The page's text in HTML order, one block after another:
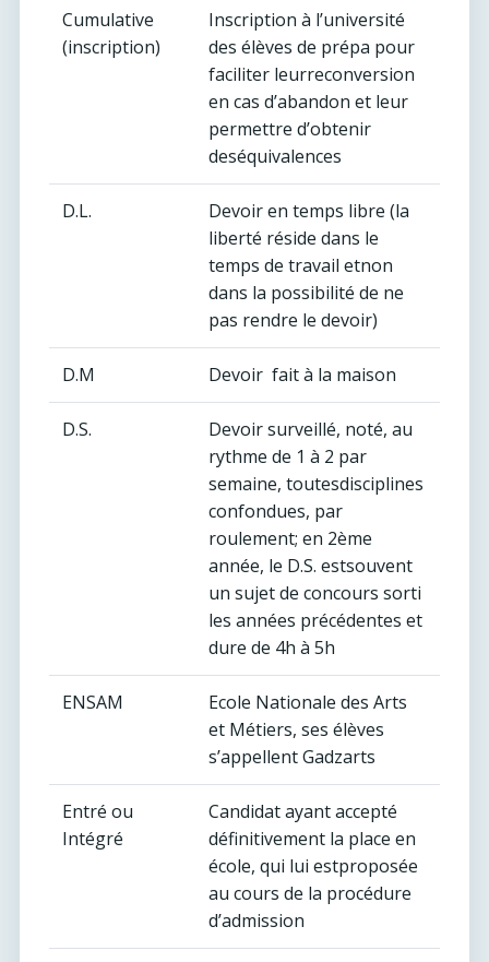
Cumulative
(inscription)
Inscription à l’université
des élèves de prépa pour
faciliter leurreconversion
en cas d’abandon et leur
permettre d’obtenir
deséquivalences
D.L.
Devoir en temps libre (la
liberté réside dans le
temps de travail etnon
dans la possibilité de ne
pas rendre le devoir)
D.M Devoir fait à la maison
D.S.
Devoir surveillé, noté, au
rythme de 1 à 2 par
semaine, toutesdisciplines
confondues, par
roulement; en 2ème
année, le D.S. estsouvent
un sujet de concours sorti
les années précédentes et
dure de 4h à 5h
ENSAM
Ecole Nationale des Arts
et Métiers, ses élèves
s’appellent Gadzarts
Entré ou
Intégré
Candidat ayant accepté
définitivement la place en
école, qui lui estproposée
au cours de la procédure
d’admission